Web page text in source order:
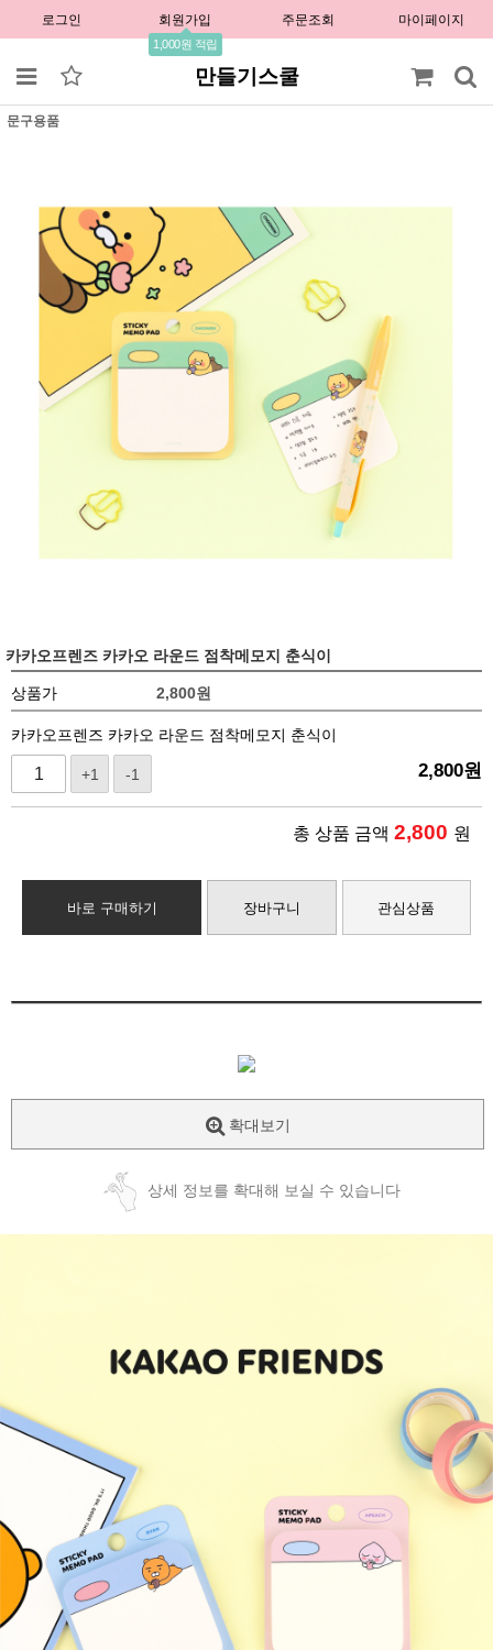
로그인 회원가입
1,000원 적립
주문조회 마이페이지
만들기스쿨
문구용품
카카오프렌즈 카카오 라운드 점착메모지 춘식이
상품가 2,800원
카카오프렌즈 카카오 라운드 점착메모지 춘식이
+1 -1 2,800원
총 상품 금액 2,800 원
바로 구매하기 장바구니 관심상품
확대보기
상세 정보를 확대해 보실 수 있습니다